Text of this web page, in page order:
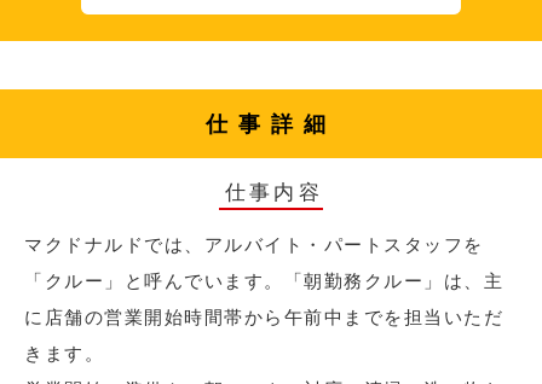
仕事詳細
仕事内容
マクドナルドでは、アルバイト・パートスタッフを
「クルー」と呼んでいます。「朝勤務クルー」は、主
に店舗の営業開始時間帯から午前中までを担当いただ
きます。